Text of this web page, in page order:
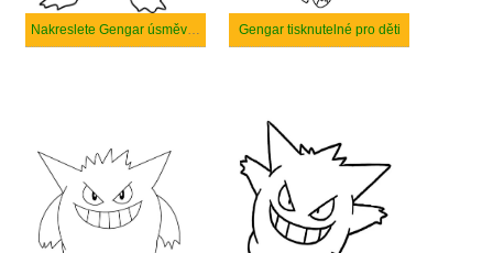
Nakreslete Gengar úsměvem Gengar tisknutelné pro děti